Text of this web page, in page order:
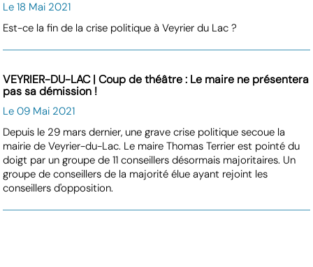
Le 18 Mai 2021
Est-ce la fin de la crise politique à Veyrier du Lac ?
VEYRIER-DU-LAC | Coup de théâtre : Le maire ne présentera
pas sa démission !
Le 09 Mai 2021
Depuis le 29 mars dernier, une grave crise politique secoue la
mairie de Veyrier-du-Lac. Le maire Thomas Terrier est pointé du
doigt par un groupe de 11 conseillers désormais majoritaires. Un
groupe de conseillers de la majorité élue ayant rejoint les
conseillers d'opposition.